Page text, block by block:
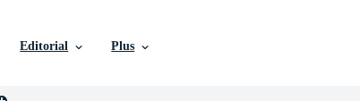
Editorial Plus